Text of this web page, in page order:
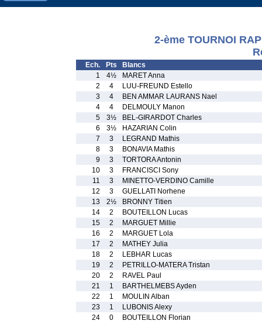
2-ème TOURNOI
Ech. Pts
Blancs
1
4½
MARET Anna
2
4
LUU-FREUND Estello
3
4
BEN AMMAR LAURANS Nael
4
4
DELMOULY Manon
5
3½
BEL-GIRARDOT Charles
6
3½
HAZARIAN Colin
7
3
LEGRAND Mathis
8
3
BONAVIA Mathis
9
3
TORTORA Antonin
10
3
FRANCISCI Sony
11
3
MINETTO-VERDINO Camille
12
3
GUELLATI Norhene
13
2½
BRONNY Titien
14
2
BOUTEILLON Lucas
15
2
MARGUET Millie
16
2
MARGUET Lola
17
2
MATHEY Julia
18
2
LEBHAR Lucas
19
2
PETRILLO-MATERA Tristan
20
2
RAVEL Paul
21
1
BARTHELMEBS Ayden
22
1
MOULIN Alban
23
1
LUBONIS Alexy
24
0 BOUTEILLON Florian